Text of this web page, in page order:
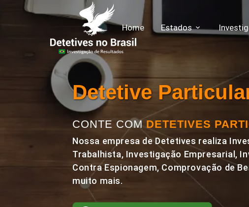
Home Estados
Detetive
CONTE COMDETETIVES
Nossa empresa de Detetives realiza
Trabalhista, Investigação Empresarial,
Contra Espionagem, Comprovação de
muito mais.